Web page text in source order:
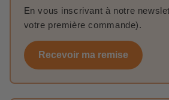
En vous inscrivant à notre
votre première commande).
Recevoir ma remise